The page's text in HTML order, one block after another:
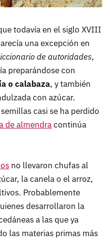
todavía en el siglo XVIII
una excepción en
de autoridades,
preparándose con
o calabaza, y también
con azúcar.
casi se ha perdido
de almendracontinúa
no llevaron chufas al
la canela o el arroz,
Probablemente
desarrollaron la
a las que ya
las materias primas más